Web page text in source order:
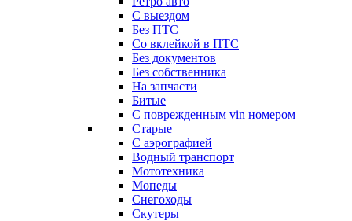
С выездом
Без ПТС
Со вклейкой в ПТС
Без документов
Без собственника
На запчасти
Битые
С поврежденным vin номером
Старые
С аэрографией
Водный транспорт
Мототехника
Мопеды
Снегоходы
Скутеры